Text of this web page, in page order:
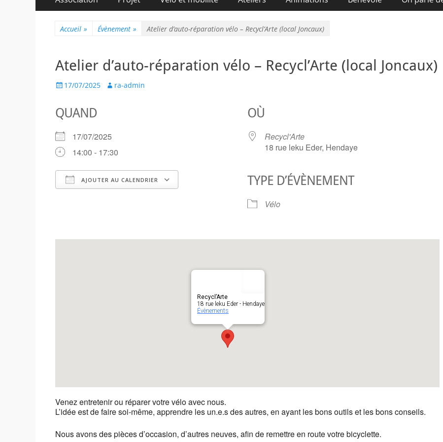
principal
Accueil » Évènement » Atelier d’auto-réparation vélo – Recycl’Arte (local Joncaux)
Atelier d’auto-réparation vélo – Recycl’Arte (local Joncaux)
Posted
17/07/2025 Author
ra-admin
QUAND
17/07/2025
14:00 - 17:30
AJOUTER AU CALENDRIER
Calendrier Google
OÙ
Recycl'Arte
18 rue leku Eder, Hendaye
TYPE D’ÉVÈNEMENT
Vélo
Recycl’Arte
18 rue leku Eder - Hendaye
Évènements
Venez entretenir ou réparer votre vélo avec nous.
L’idée est de faire soi-même, apprendre les un.e.s des autres, en ayant les bons outils et les bons conseils.
Nous avons des pièces d’occasion, d’autres neuves, afin de remettre en route votre bicyclette.